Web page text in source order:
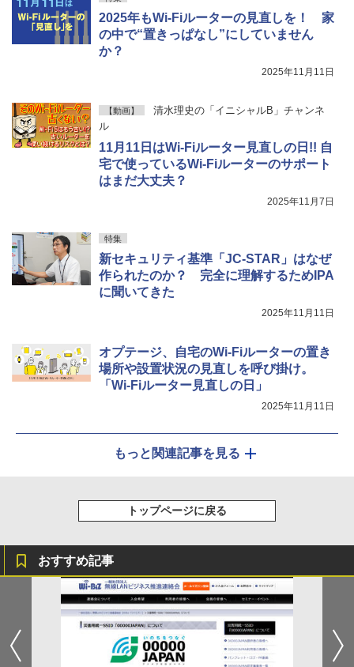
2025年もWi-Fiルーターの見直しを！ 家
の中で“置きっぱなし”にしていません
か？
2025年11月11日
【動画】
清水理史の「イニシャルB」チャンネ
ル
11月11日はWi-Fiルーター見直しの日!! 自
宅で使っているWi-Fiルーターのサポート
はまだ大丈夫？
2025年11月7日
特集
新セキュリティ基準「JC-STAR」はなぜ
作られたのか？ 完全に理解するためIPA
に聞いてきた
2025年11月11日
オプテージ、自宅のWi-Fiルーターの置き
場所や設置状況の見直しを呼び掛け。
「Wi-Fiルーター見直しの日」
2025年11月11日
もっと関連記事を見る
トップページに戻る
おすすめ記事